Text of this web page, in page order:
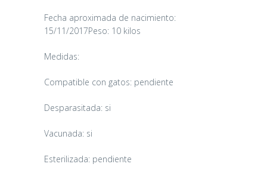
Fecha aproximada de nacimiento:
15/11/2017Peso: 10 kilos
Medidas:
Compatible con gatos: pendiente
Desparasitada: si
Vacunada: si
Esterilizada: pendiente
CANDY